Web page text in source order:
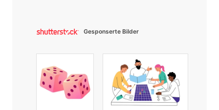
Gesponserte Bilder